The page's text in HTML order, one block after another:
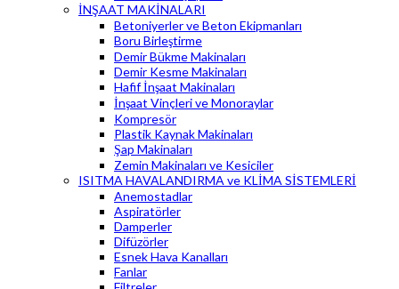
İNŞAAT MAKİNALARI
Betoniyerler ve Beton Ekipmanları
Boru Birleştirme
Demir Bükme Makinaları
Demir Kesme Makinaları
Hafif İnşaat Makinaları
İnşaat Vinçleri ve Monoraylar
Kompresör
Plastik Kaynak Makinaları
Şap Makinaları
Zemin Makinaları ve Kesiciler
ISITMA HAVALANDIRMA ve KLİMA SİSTEMLERİ
Anemostadlar
Aspiratörler
Damperler
Difüzörler
Esnek Hava Kanalları
Fanlar